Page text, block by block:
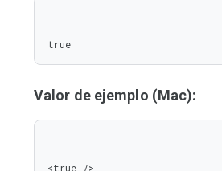
true
Valor de ejemplo (Mac):
<true />